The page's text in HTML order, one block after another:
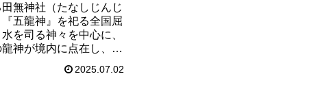
無神社（たなしじんじ
五龍神』を祀る全国屈
を司る神々を中心に、
神が境内に点在し、訪
ス方法や駐車場情報、正
2025.07.02